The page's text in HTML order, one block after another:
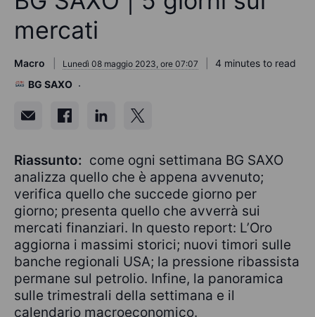
mercati
Macro Lunedì 08 maggio 2023, ore 07:07
4 minutes to read
BG SAXO
Riassunto: come ogni settimana BG SAXO
analizza quello che è appena avvenuto;
verifica quello che succede giorno per
giorno; presenta quello che avverrà sui
mercati finanziari. In questo report: L’Oro
aggiorna i massimi storici; nuovi timori sulle
banche regionali USA; la pressione ribassista
permane sul petrolio. Infine, la panoramica
sulle trimestrali della settimana e il
calendario macroeconomico.